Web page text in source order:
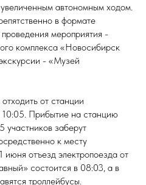
автономным ходом.
в формате
мероприятия -
комплекса «Новосибирск
- «Музей
от станции
Прибытие на станцию
участников заберут
к месту
отъезд электропоезда от
состоится в 08:03, а в
троллейбусы.